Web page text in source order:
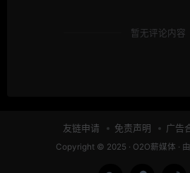
暂无评论内容
友链申请 免责声明 广告
Copyright © 2025 · O2O薪媒体 · 由